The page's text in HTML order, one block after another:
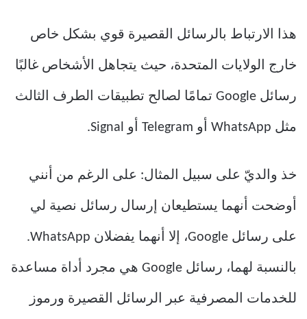
هذا الارتباط بالرسائل القصيرة قوي بشكل خاص
خارج الولايات المتحدة، حيث يتجاهل الأشخاص غالبًا
رسائل Google تمامًا لصالح تطبيقات الطرف الثالث
مثل WhatsApp أو Telegram أو Signal.
خذ والديّ على سبيل المثال: على الرغم من أنني
أوضحت أنهما يستطيعان إرسال رسائل نصية لي
على رسائل Google، إلا أنهما يفضلان WhatsApp.
بالنسبة لهما، رسائل Google هي مجرد أداة مساعدة
للخدمات المصرفية عبر الرسائل القصيرة ورموز